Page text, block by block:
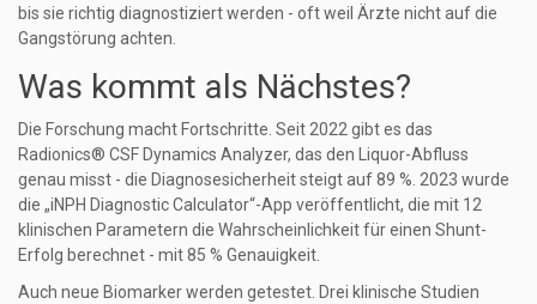
bis sie richtig diagnostiziert werden - oft weil Ärzte nicht auf die
Gangstörung achten.
Was kommt als Nächstes?
Die Forschung macht Fortschritte. Seit 2022 gibt es das
Radionics® CSF Dynamics Analyzer, das den Liquor-Abfluss
genau misst - die Diagnosesicherheit steigt auf 89 %. 2023 wurde
die „iNPH Diagnostic Calculator“-App veröffentlicht, die mit 12
klinischen Parametern die Wahrscheinlichkeit für einen Shunt-
Erfolg berechnet - mit 85 % Genauigkeit.
Auch neue Biomarker werden getestet. Drei klinische Studien